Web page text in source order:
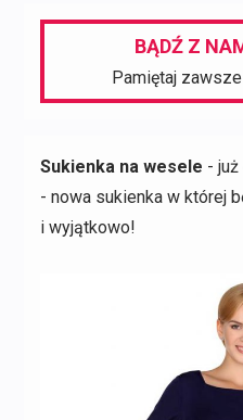
BĄDŹ Z
Pamiętaj
Sukienka na wesele -
- nowa sukienka w której
i wyjątkowo!